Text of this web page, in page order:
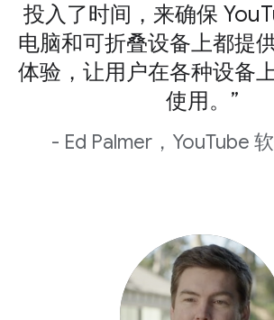
投入了时间，来确保
电脑和可折叠设备上都提
体验，让用户在各种设备
使用。”
- Ed Palmer，YouTube